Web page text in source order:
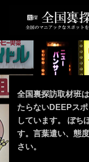
全国裏探訪取材班
たらないDEEPス
しています。 ぼち
す。言葉遣い、態
さい。